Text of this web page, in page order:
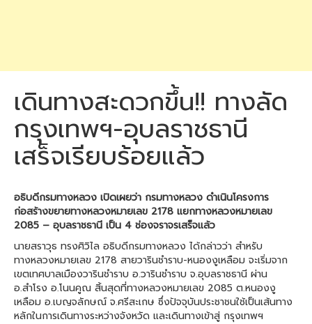
เดินทางสะดวกขึ้น!! ทางลัด
กรุงเทพฯ-อุบลราชธานี
เสร็จเรียบร้อยแล้ว
อธิบดีกรมทางหลวง เปิดเผยว่า กรมทางหลวง ดำเนินโครงการ
ก่อสร้างขยายทางหลวงหมายเลข 2178 แยกทางหลวงหมายเลข
2085 – อุบลราชธานี เป็น 4 ช่องจราจรเสร็จแล้ว
นายสราวุธ ทรงศิวิไล อธิบดีกรมทางหลวง ได้กล่าวว่า สำหรับ
ทางหลวงหมายเลข 2178 สายวารินชำราบ-หนองงูเหลือม จะเริ่มจาก
เขตเทศบาลเมืองวารินชำราบ อ.วารินชำราบ จ.อุบลราชธานี ผ่าน
อ.สำโรง อ.โนนคูณ สิ้นสุดที่ทางหลวงหมายเลข 2085 ต.หนองงู
เหลือม อ.เบญจลักษณ์ จ.ศรีสะเกษ ซึ่งปัจจุบันประชาชนใช้เป็นเส้นทาง
หลักในการเดินทางระหว่างจังหวัด และเดินทางเข้าสู่ กรุงเทพฯ